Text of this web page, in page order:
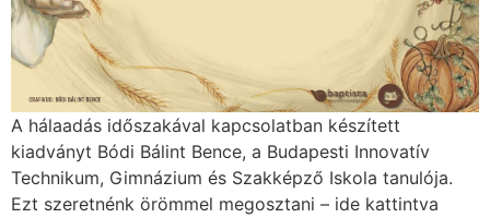
A hálaadás időszakával kapcsolatban készített
kiadványt Bódi Bálint Bence, a Budapesti Innovatív
Technikum, Gimnázium és Szakképző Iskola tanulója.
Ezt szeretnénk örömmel megosztani – ide kattintva